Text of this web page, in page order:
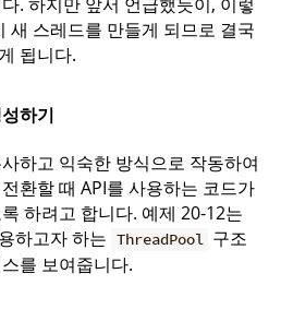
새 스레드를 만들게 되므로 결국
됩니다.
하기
하고 익숙한 방식으로 작동하여
환할 때 API를 사용하는 코드가
하려고 합니다. 예제 20-12는
하고자 하는 ThreadPool 구조
를 보여줍니다.